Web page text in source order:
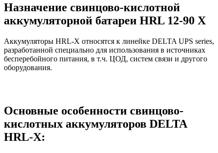
Назначение свинцово-кислотной
аккумуляторной батареи HRL 12-90 X
Аккумуляторы HRL-X относятся к линейке DELTA UPS series,
разработанной специально для использования в источниках
бесперебойного питания, в т.ч. ЦОД, систем связи и другого
оборудования.
Основные особенности свинцово-
кислотных аккумуляторов DELTA
HRL-X: